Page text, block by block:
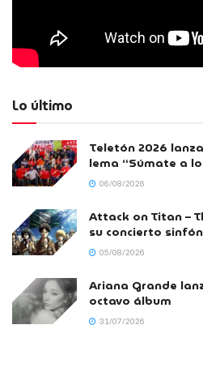
Lo último
Teletón 2026
lema “Súmate a
06/08/2026
Attack on Titan –
su concierto
05/08/2026
Ariana Grande
octavo álbum
31/07/2026